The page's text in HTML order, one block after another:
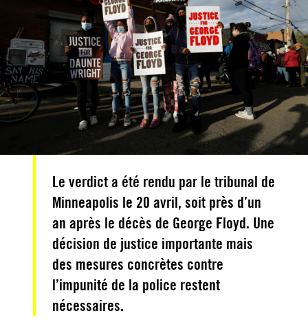
Le verdict a été rendu par le tribunal de
Minneapolis le 20 avril, soit près d’un
an après le décès de George Floyd. Une
décision de justice importante mais
des mesures concrètes contre
l’impunité de la police restent
nécessaires.